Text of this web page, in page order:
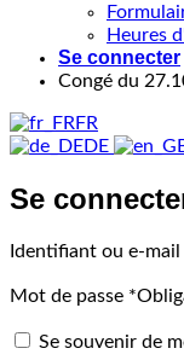
Heures
Se connecter
Congé du
FR
DE
Se
Identifiant ou e-mail
Mot de passe *
Se souvenir de